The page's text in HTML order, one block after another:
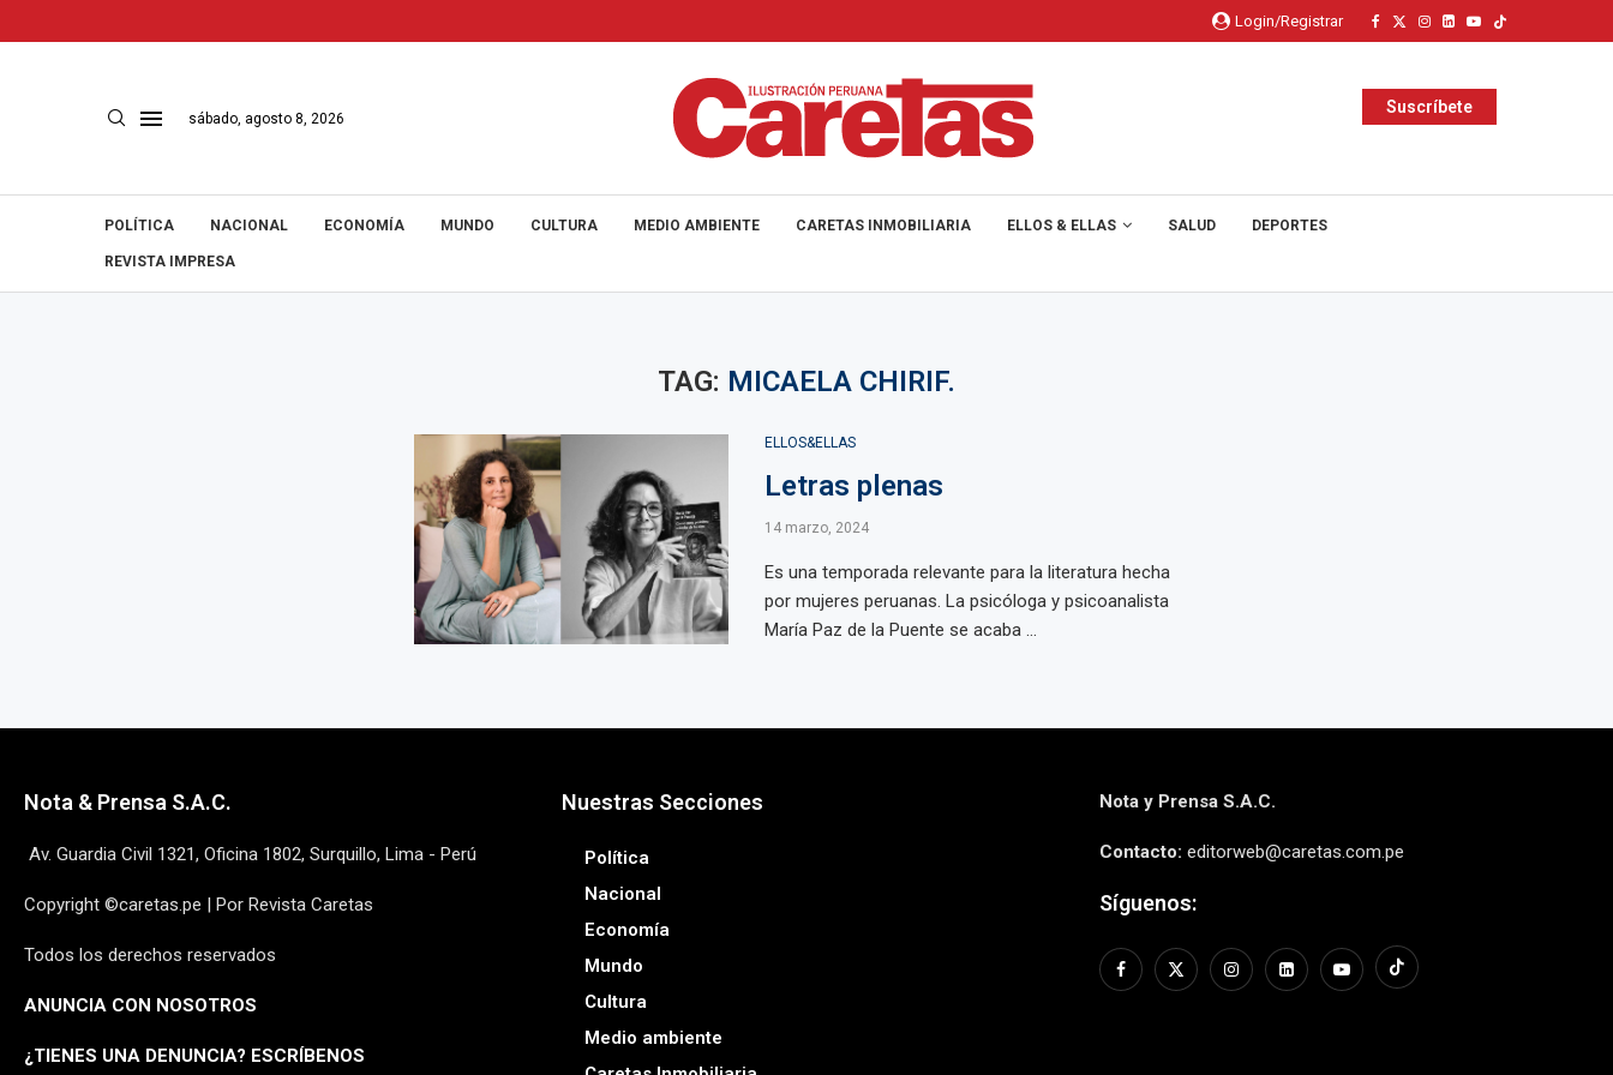
Login/Registrar
sábado, agosto 8, 2026
Suscríbete
POLÍTICA NACIONAL ECONOMÍA MUNDO CULTURA MEDIO AMBIENTE CARETAS INMOBILIARIA ELLOS & ELLAS SALUD DEPORTES
REVISTA IMPRESA
TAG: MICAELA CHIRIF.
ELLOS&ELLAS
Letras plenas
14 marzo, 2024
Es una temporada relevante para la literatura hecha
por mujeres peruanas. La psicóloga y psicoanalista
María Paz de la Puente se acaba ...
Nota & Prensa S.A.C.
Av. Guardia Civil 1321, Oficina 1802, Surquillo, Lima - Perú
Copyright ©caretas.pe | Por Revista Caretas
Todos los derechos reservados
ANUNCIA CON NOSOTROS
¿TIENES UNA DENUNCIA? ESCRÍBENOS
Nuestras Secciones
Política
Nacional
Economía
Mundo
Cultura
Medio ambiente
Nota y Prensa S.A.C.
Contacto: editorweb@caretas.com.pe
Síguenos: